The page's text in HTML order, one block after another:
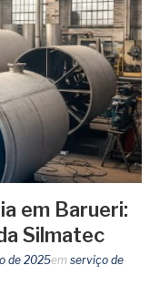
em Barueri:
Silmatec
de 2025em serviço de